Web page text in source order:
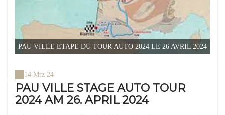
PAU VILLE ETAPE DU TOUR AUTO 2024 LE 26 AVRIL 2024
14 Mrz 24
PAU VILLE STAGE AUTO TOUR
2024 AM 26. APRIL 2024